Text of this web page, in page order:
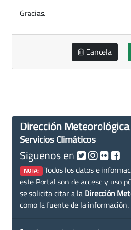
Gracias.
Cancela
Dirección
Servicios Climáticos
Siguenos en
NOTA: Todos los datos e
este Portal son de acceso y uso
se solicita citar a la Dirección
como la fuente de la información.